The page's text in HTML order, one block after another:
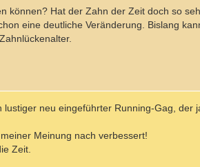
können? Hat der Zahn der Zeit doch so
eine deutliche Veränderung. Bislang
neu eingeführter Running-Gag, der
Meinung nach verbessert!
Zeit.